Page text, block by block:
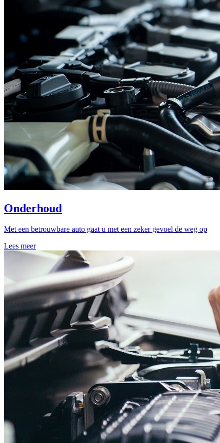
Onderhoud
Met een betrouwbare auto gaat u met een zeker gevoel de weg op
Lees meer